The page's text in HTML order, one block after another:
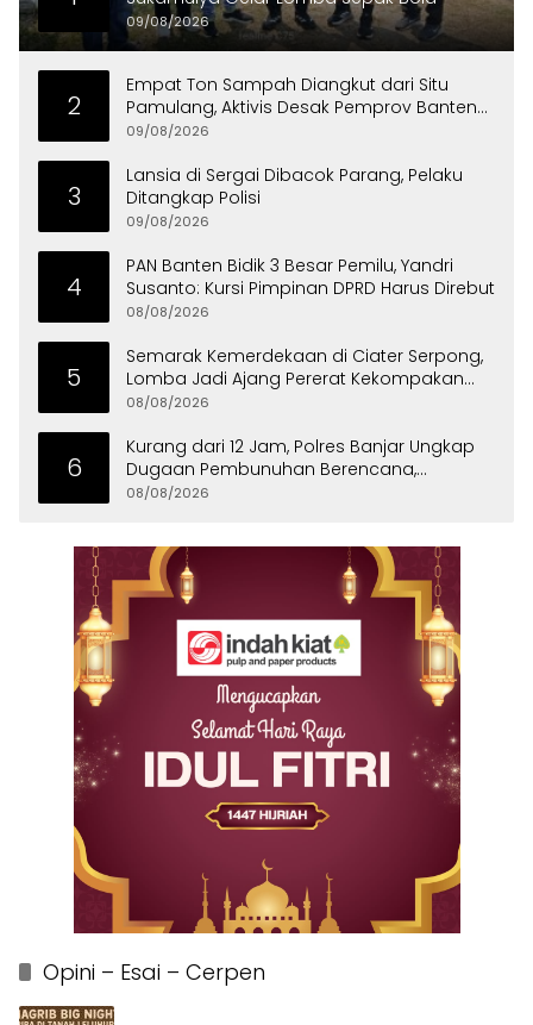
09/08/2026
2
Empat Ton Sampah Diangkut dari Situ
Pamulang, Aktivis Desak Pemprov Banten
Peduli Lingkungan
09/08/2026
3
Lansia di Sergai Dibacok Parang, Pelaku
Ditangkap Polisi
09/08/2026
4
PAN Banten Bidik 3 Besar Pemilu, Yandri
Susanto: Kursi Pimpinan DPRD Harus Direbut
08/08/2026
5
Semarak Kemerdekaan di Ciater Serpong,
Lomba Jadi Ajang Pererat Kekompakan
Warga
08/08/2026
6
Kurang dari 12 Jam, Polres Banjar Ungkap
Dugaan Pembunuhan Berencana,
Tersangka Diciduk di Bandung
08/08/2026
Opini – Esai – Cerpen